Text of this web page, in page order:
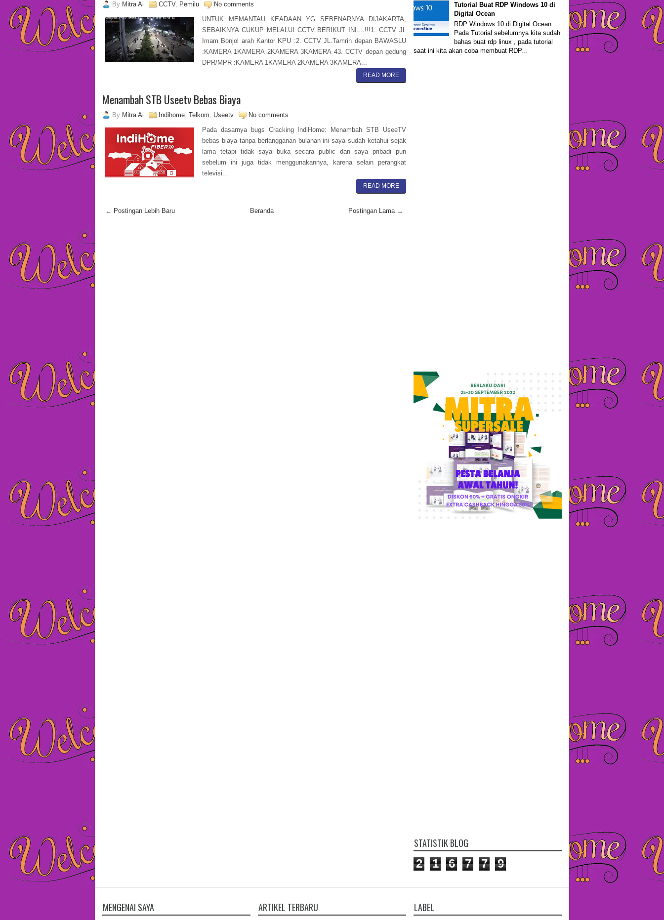
By Mitra Ai CCTV, Pemilu
No comments
UNTUK MEMANTAU KEADAAN YG SEBENARNYA DIJAKARTA,
SEBAIKNYA CUKUP MELALUI CCTV BERIKUT INI....!!!1. CCTV Jl.
Imam Bonjol arah Kantor KPU :2. CCTV JL.Tamrin depan BAWASLU
:KAMERA 1KAMERA 2KAMERA 3KAMERA 43. CCTV depan gedung
DPR/MPR :KAMERA 1KAMERA 2KAMERA 3KAMERA...
READ MORE
Menambah STB Useetv Bebas Biaya
By Mitra Ai Indihome, Telkom, Useetv
No comments
Pada dasarnya bugs Cracking IndiHome: Menambah STB UseeTV
bebas biaya tanpa berlangganan bulanan ini saya sudah ketahui sejak
lama tetapi tidak saya buka secara public dan saya pribadi pun
sebelum ini juga tidak menggunakannya, karena selain perangkat
televisi...
READ MORE
← Postingan Lebih Baru Postingan Lama →
Beranda
Tutorial Buat RDP Windows 10 di
Digital Ocean
RDP Windows 10 di Digital Ocean
Pada Tutorial sebelumnya kita sudah
bahas buat rdp linux , pada tutorial
saat ini kita akan coba membuat RDP...
STATISTIK BLOG
2 1 6 7 7 9
MENGENAI SAYA ARTIKEL TERBARU LABEL